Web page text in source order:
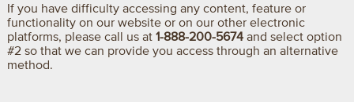
If you have difficulty accessing any content, feature or
functionality on our website or on our other electronic
platforms, please call us at 1-888-200-5674and select option
#2 so that we can provide you access through an alternative
method.